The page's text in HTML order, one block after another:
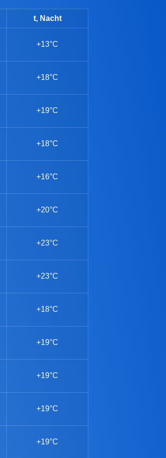
t, Nacht
+13°C
+18°C
+19°C
+18°C
+16°C
+20°C
+23°C
+23°C
+18°C
+19°C
+19°C
+19°C
+19°C